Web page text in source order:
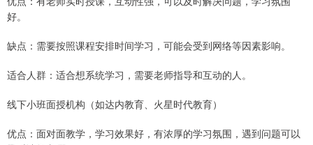
好。
缺点：需要按照课程安排时间学习，可能会受到网络等因素影响。
适合人群：适合想系统学习，需要老师指导和互动的人。
线下小班面授机构（如达内教育、火星时代教育）
优点：面对面教学，学习效果好，有浓厚的学习氛围，遇到问题可以